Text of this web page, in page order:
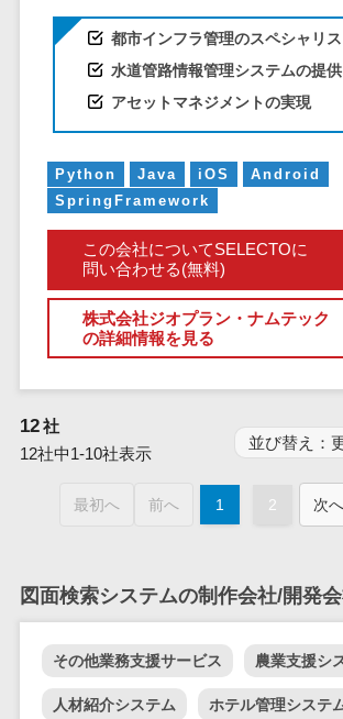
仮想通貨>
NFT>
官公庁・自治体向け
公共施設予約システム
その他官公庁・自治体
ービス
WAF
URLフィルタ
トセキュリティ
ファイル暗号
化
電話認証サー
不正検知サー
業務全般
FAX配信システ
FAX受信サービ
帳票配信サー
都市インフラ管理のスペシャリス
水道管路情報管理システムの提供
アセットマネジメントの実現
Python Java iOS
Android
SpringFramework
この会社についてSELECTOに
問い合わせる(無料)
株式会社ジオプラン・ナムテック
の詳細情報を見る
12社
12社中1-10社表示
最初へ 前へ 1 2 次へ
図面検索システムの制作会社/開発
その他業務支援サービス 農業支援シ
人材紹介システム ホテル管理システ